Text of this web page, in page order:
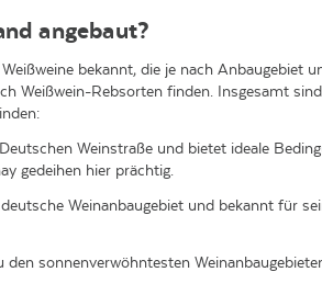
angebaut?
bekannt, die je nach Anbaugebiet
Weißwein-Rebsorten finden. Insgesamt sind
Weinstraße und bietet ideale
gedeihen hier prächtig.
Weinanbaugebiet und bekannt für
den sonnenverwöhntesten